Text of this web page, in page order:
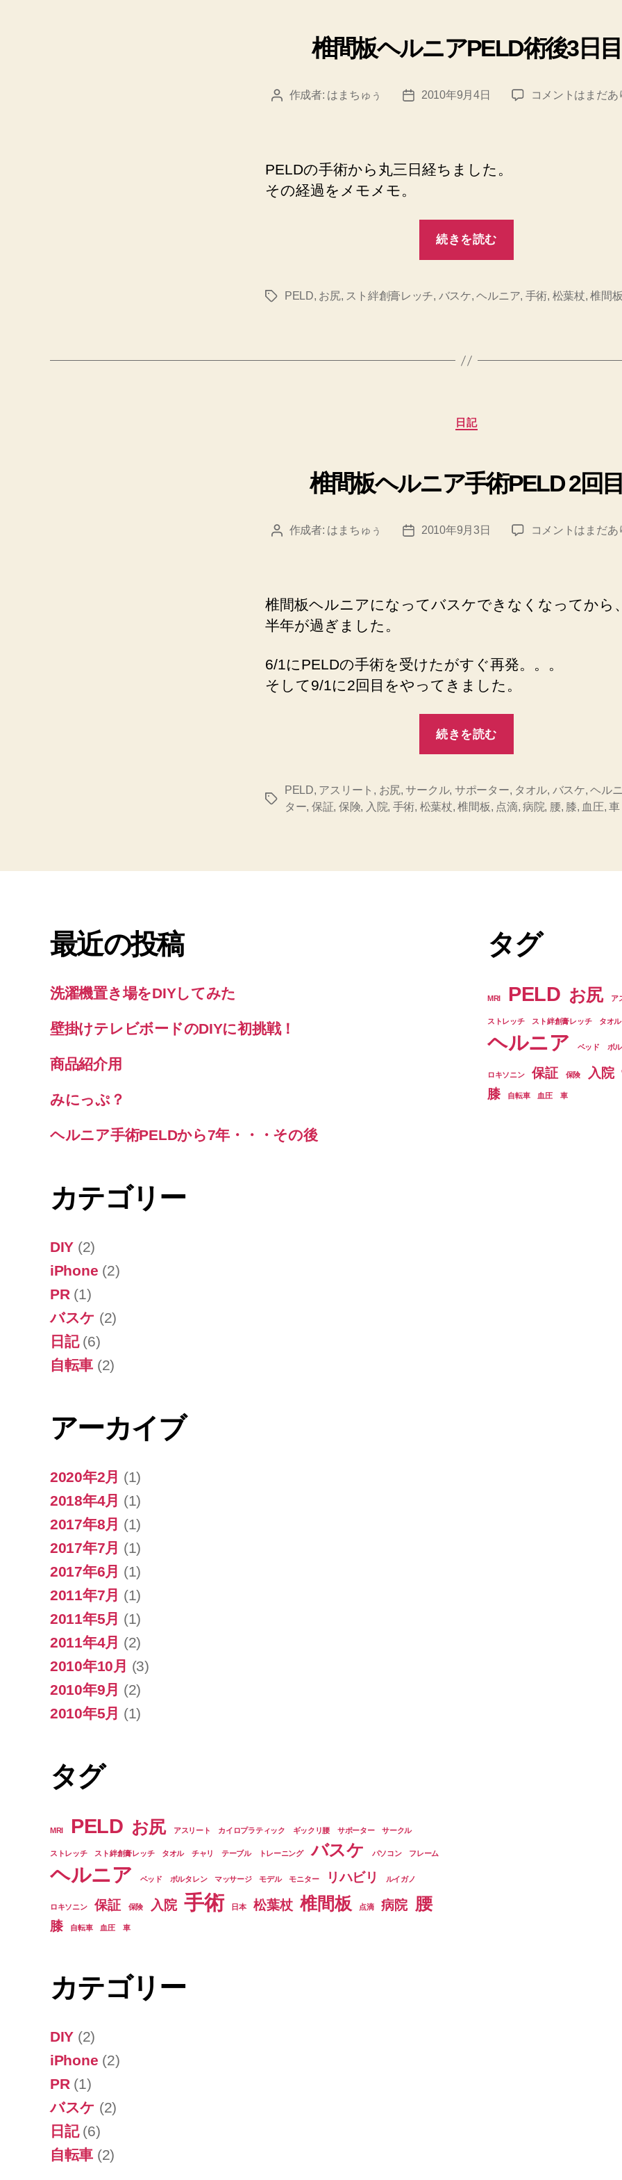
ー
椎間板ヘルニアPELD術後3日目
投 作成者: はまちゅぅ
投
2010年9月4日
椎
目
コメントはまだあ
PELDの手術から丸三日経ちました。
その経過をメモメモ。
続きを読む
ヘ
ア
目”
タ
PELD, お尻, スト絆創膏レッチ, バスケ,ヘルニア, 手術, 松葉杖,椎間板
カ
テ
ー
日記
椎間板ヘルニア手術PELD 2回目
投 作成者: はまちゅぅ
投
2010年9月3日
椎
ル
ニ
コメントはまだあ
椎間板ヘルニアになってバスケできなくなってから
半年が過ぎました。
6/1にPELDの手術を受けたがすぐ再発。。。
そして9/1に2回目をやってきました。
続きを読む
ヘ
ル
手
2
回
タ
PELD, アスリート , お尻,サークル, サポーター, タオル, バスケ,ヘル
ター, 保証, 保険, 入院, 手術, 松葉杖,椎間板, 点滴, 病院, 腰, 膝, 血圧,車
最近の投稿
洗濯機置き場をDIYしてみた
壁掛けテレビボードのDIYに初挑戦！
商品紹介用
みにっぷ？
ヘルニア手術PELDから7年・・・その後
カテゴリー
DIY (2)
iPhone (2)
PR (1)
バスケ (2)
日記(6)
自転車 (2)
アーカイブ
2020年2月 (1)
2018年4月 (1)
2017年8月 (1)
2017年7月 (1)
2017年6月 (1)
2011年7月 (1)
2011年5月 (1)
2011年4月 (2)
2010年10月 (3)
2010年9月 (2)
2010年5月 (1)
タグ
MRI PELD お尻 アスリート カイロプラティック ギックリ腰 サポーター サークル
ストレッチ スト絆創膏レッチ タオル チャリ テーブル トレーニング バスケ パソコン フレーム
ヘルニア ベッド ボルタレン マッサージ モデル モニター リハビリ ルイガノ
ロキソニン 保証 保険 入院 手術 日本 松葉杖 椎間板 点滴 病院 腰
膝 自転車 血圧 車
カテゴリー
DIY (2)
iPhone (2)
PR (1)
バスケ (2)
日記(6)
自転車 (2)
タグ
MRI PELD お尻 ア
ストレッチ スト絆創膏レッチ タオル
ヘルニア ベッド ボ
ロキソニン 保証 保険 入院
膝 自転車 血圧 車